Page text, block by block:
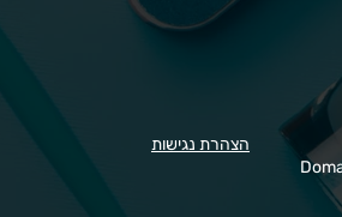
הצהרת נגישות